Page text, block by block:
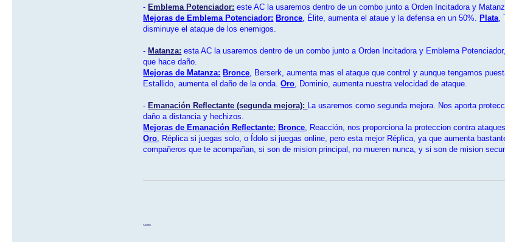
- Emblema Potenciador: este AC la usaremos dentro de un combo junto a Orden Incitadora y
Mejoras de Emblema Potenciador: Bronce, Élite, aumenta el ataue y la defensa en un 50%. Plata,
disminuye el ataque de los enemigos.
- Matanza: esta AC la usaremos dentro de un combo junto a Orden Incitadora y Emblema
que hace daño.
Mejoras de Matanza: Bronce, Berserk, aumenta mas el ataque que control y aunque tengamos
Estallido, aumenta el daño de la onda.Oro, Dominio, aumenta nuestra velocidad de ataque.
- Emanación Reflectante (segunda mejora): La usaremos como segunda mejora. Nos aporta
daño a distancia y hechizos.
Mejoras de Emanación Reflectante: Bronce, Reacción, nos proporciona la proteccion contra
Oro, Réplica si juegas solo, o Ídolo si juegas online, pero esta mejor Réplica, ya que aumenta
compañeros que te acompañan, si son de mision principal, no mueren nunca, y si son de mision